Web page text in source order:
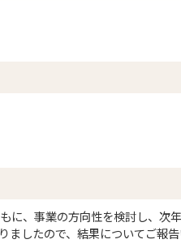
に、事業の方向性を検討し、次
したので、結果についてご報告